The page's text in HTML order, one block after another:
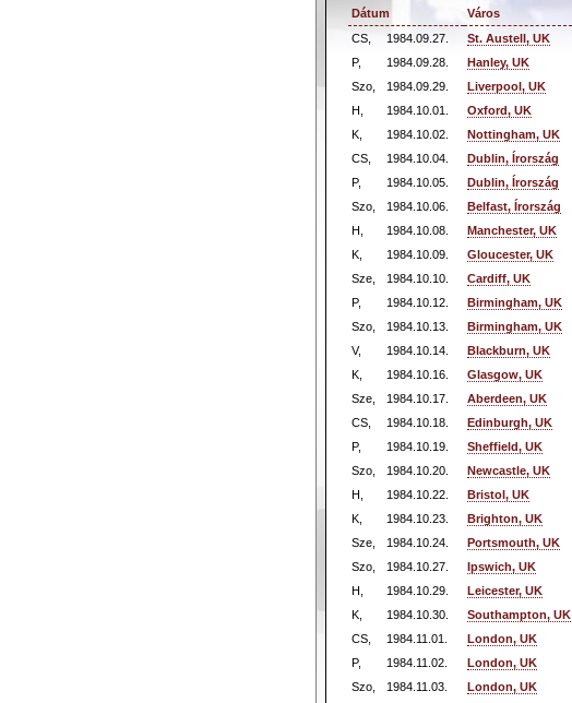
Dátum Város
CS,
1984.09.27. St. Austell, UK
P,
1984.09.28. Hanley, UK
Szo,
1984.09.29. Liverpool, UK
H,
1984.10.01. Oxford, UK
K,
1984.10.02. Nottingham, UK
CS,
1984.10.04. Dublin, Írország
P,
1984.10.05. Dublin, Írország
Szo,
1984.10.06. Belfast, Írország
H,
1984.10.08. Manchester, UK
K,
1984.10.09. Gloucester, UK
Sze,
1984.10.10. Cardiff, UK
P,
1984.10.12. Birmingham, UK
Szo,
1984.10.13. Birmingham, UK
V,
1984.10.14. Blackburn, UK
K,
1984.10.16. Glasgow, UK
Sze,
1984.10.17. Aberdeen, UK
CS,
1984.10.18. Edinburgh, UK
P,
1984.10.19. Sheffield, UK
Szo,
1984.10.20. Newcastle, UK
H,
1984.10.22. Bristol, UK
K,
1984.10.23. Brighton, UK
Sze,
1984.10.24. Portsmouth, UK
Szo,
1984.10.27. Ipswich, UK
H,
1984.10.29. Leicester, UK
K,
1984.10.30. Southampton, UK
CS,
1984.11.01. London, UK
P,
1984.11.02. London, UK
Szo,
1984.11.03. London, UK